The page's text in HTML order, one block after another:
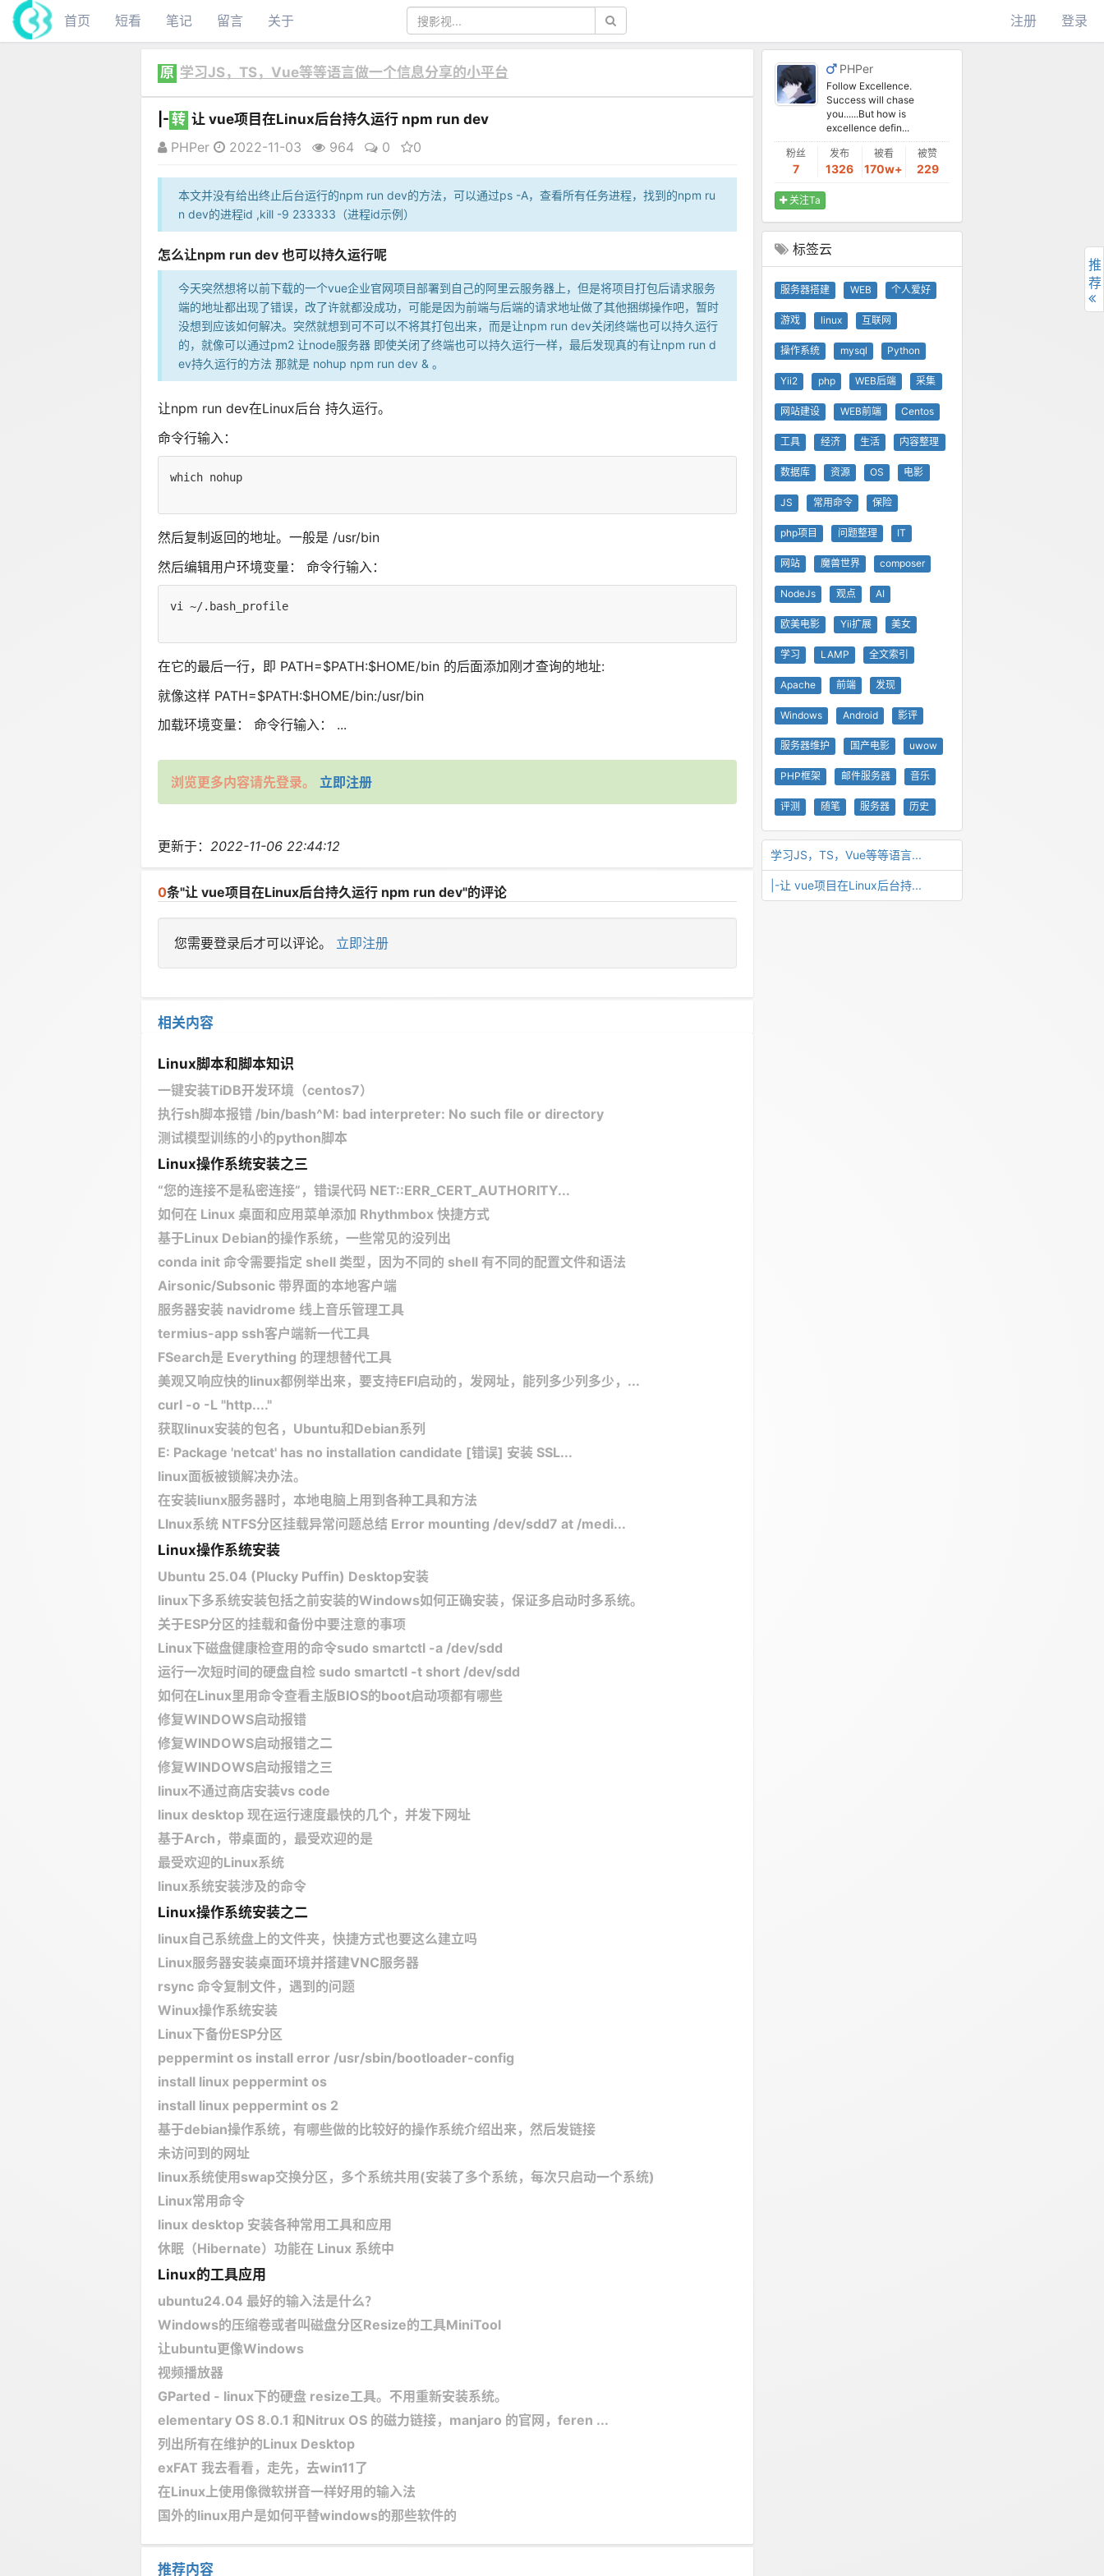
首页 短看 笔记 留言 关于 注册 登录
原 学习JS，TS，Vue等等语言做一个信息分享的小平台
|- 转 让 vue项目在Linux后台持久运行 npm run dev
PHPer
2022-11-03 964 0 0
本文并没有给出终止后台运行的npm run dev的方法，可以通过ps -A，查看所有任务进程，找到的npm ru
n dev的进程id ,kill -9 233333（进程id示例）
怎么让npm run dev 也可以持久运行呢
今天突然想将以前下载的一个vue企业官网项目部署到自己的阿里云服务器上，但是将项目打包后请求服务
端的地址都出现了错误，改了许就都没成功，可能是因为前端与后端的请求地址做了其他捆绑操作吧，暂时
没想到应该如何解决。突然就想到可不可以不将其打包出来，而是让npm run dev关闭终端也可以持久运行
的，就像可以通过pm2 让node服务器 即使关闭了终端也可以持久运行一样，最后发现真的有让npm run d
ev持久运行的方法 那就是 nohup npm run dev & 。
让npm run dev在Linux后台 持久运行。
命令行输入：
which nohup
然后复制返回的地址。一般是 /usr/bin
然后编辑用户环境变量： 命令行输入：
vi ~/.bash_profile
在它的最后一行，即 PATH=$PATH:$HOME/bin 的后面添加刚才查询的地址:
就像这样 PATH=$PATH:$HOME/bin:/usr/bin
加载环境变量： 命令行输入： ...
浏览更多内容请先登录。 立即注册
更新于： 2022-11-06 22:44:12
0条"让 vue项目在Linux后台持久运行 npm run dev"的评论
您需要登录后才可以评论。 立即注册
相关内容
Linux脚本和脚本知识
一键安装TiDB开发环境（centos7）
执行sh脚本报错 /bin/bash^M: bad interpreter: No such file or directory
测试模型训练的小的python脚本
Linux操作系统安装之三
“您的连接不是私密连接”，错误代码 NET::ERR_CERT_AUTHORITY...
如何在 Linux 桌面和应用菜单添加 Rhythmbox 快捷方式
基于Linux Debian的操作系统，一些常见的没列出
conda init 命令需要指定 shell 类型，因为不同的 shell 有不同的配置文件和语法
Airsonic/Subsonic 带界面的本地客户端
服务器安装 navidrome 线上音乐管理工具
termius-app ssh客户端新一代工具
FSearch是 Everything 的理想替代工具
美观又响应快的linux都例举出来，要支持EFI启动的，发网址，能列多少列多少，...
curl -o -L "http...."
获取linux安装的包名，Ubuntu和Debian系列
E: Package 'netcat' has no installation candidate [错误] 安装 SSL...
linux​面板被锁解决办法。
在安装liunx服务器时，本地电脑上用到各种工具和方法
LInux系统 NTFS分区挂载异常问题总结 Error mounting /dev/sdd7 at /medi...
Linux操作系统安装
Ubuntu 25.04 (Plucky Puffin) Desktop安装
linux下多系统安装包括之前安装的Windows如何正确安装，保证多启动时多系统。
关于ESP分区的挂载和备份中要注意的事项
Linux下磁盘健康检查用的命令sudo smartctl -a /dev/sdd
运行一次短时间的硬盘自检​​ sudo smartctl -t short /dev/sdd
如何在Linux里用命令查看主版BIOS的boot启动项都有哪些
修复WINDOWS启动报错
修复WINDOWS启动报错之二
修复WINDOWS启动报错之三
linux不通过商店安装vs code
linux desktop 现在运行速度最快的几个，并发下网址
基于Arch，带桌面的，最受欢迎的是
最受欢迎的Linux系统
linux系统安装涉及的命令
Linux操作系统安装之二
linux自己系统盘上的文件夹，快捷方式也要这么建立吗
Linux服务器安装桌面环境并搭建VNC服务器
rsync 命令复制文件，遇到的问题
Winux操作系统安装
Linux下备份ESP分区
peppermint os install error /usr/sbin/bootloader-config
install linux peppermint os
install linux peppermint os 2
基于debian操作系统，有哪些做的比较好的操作系统介绍出来，然后发链接
未访问到的网址
linux系统使用swap交换分区，多个系统共用(安装了多个系统，每次只启动一个系统)
Linux常用命令
linux desktop 安装各种常用工具和应用
休眠（Hibernate）功能在 Linux 系统中
Linux的工具应用
ubuntu24.04 最好的输入法是什么？
Windows的压缩卷或者叫磁盘分区Resize的工具MiniTool
让ubuntu更像Windows
视频播放器
GParted - linux下的硬盘 resize工具。不用重新安装系统。
​elementary OS 8.0.1 和Nitrux OS 的磁力链接，manjaro 的官网，feren ...
列出所有在维护的Linux Desktop
exFAT 我去看看，走先，去win11了
在Linux上使用像微软拼音一样好用的输入法​​
国外的linux用户是如何平替windows的那些软件的
推荐内容
PHPer
Follow Excellence.
Success will chase
you......But how is
excellence defin...
粉丝
7
发布
1326
被看
170w+
被赞
229
关注Ta
标签云
服务器搭建 WEB 个人爱好
游戏 linux 互联网
操作系统 mysql Python
Yii2 php WEB后端 采集
网站建设 WEB前端 Centos
工具 经济 生活 内容整理
数据库 资源 OS 电影
JS 常用命令 保险
php项目 问题整理 IT
网站 魔兽世界 composer
NodeJs 观点 AI
欧美电影 Yii扩展 美女
学习 LAMP 全文索引
Apache 前端 发现
Windows Android 影评
服务器维护 国产电影 uwow
PHP框架 邮件服务器 音乐
评测 随笔 服务器 历史
学习JS，TS，Vue等等语言...
|-让 vue项目在Linux后台持...
推
荐